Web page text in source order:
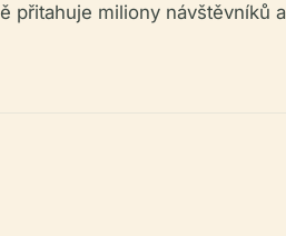
přitahuje miliony návštěvníků